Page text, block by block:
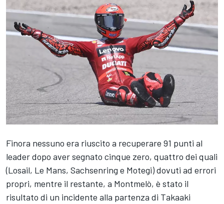
Finora nessuno era riuscito a recuperare 91 punti al
leader dopo aver segnato cinque zero, quattro dei quali
(Losail, Le Mans, Sachsenring e Motegi) dovuti ad errori
propri, mentre il restante, a Montmelò, è stato il
risultato di un incidente alla partenza di Takaaki